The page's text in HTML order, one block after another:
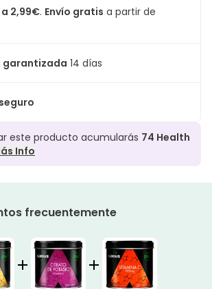
a 2,99€. Envío gratis a partir de
garantizada 14 días
este producto acumularás 74 Health
Info
frecuentemente